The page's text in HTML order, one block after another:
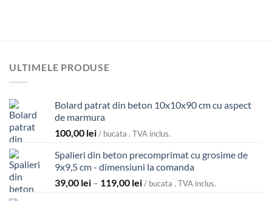
ULTIMELE PRODUSE
Bolard patrat din beton 10x10x90 cm cu aspect
de marmura
100,00 lei/ bucata . TVA inclus.
Spalieri din beton precomprimat cu grosime de
9x9,5 cm - dimensiuni la comanda
39,00 lei – 119,00 leiInterval
/ bucata . TVA inclus.